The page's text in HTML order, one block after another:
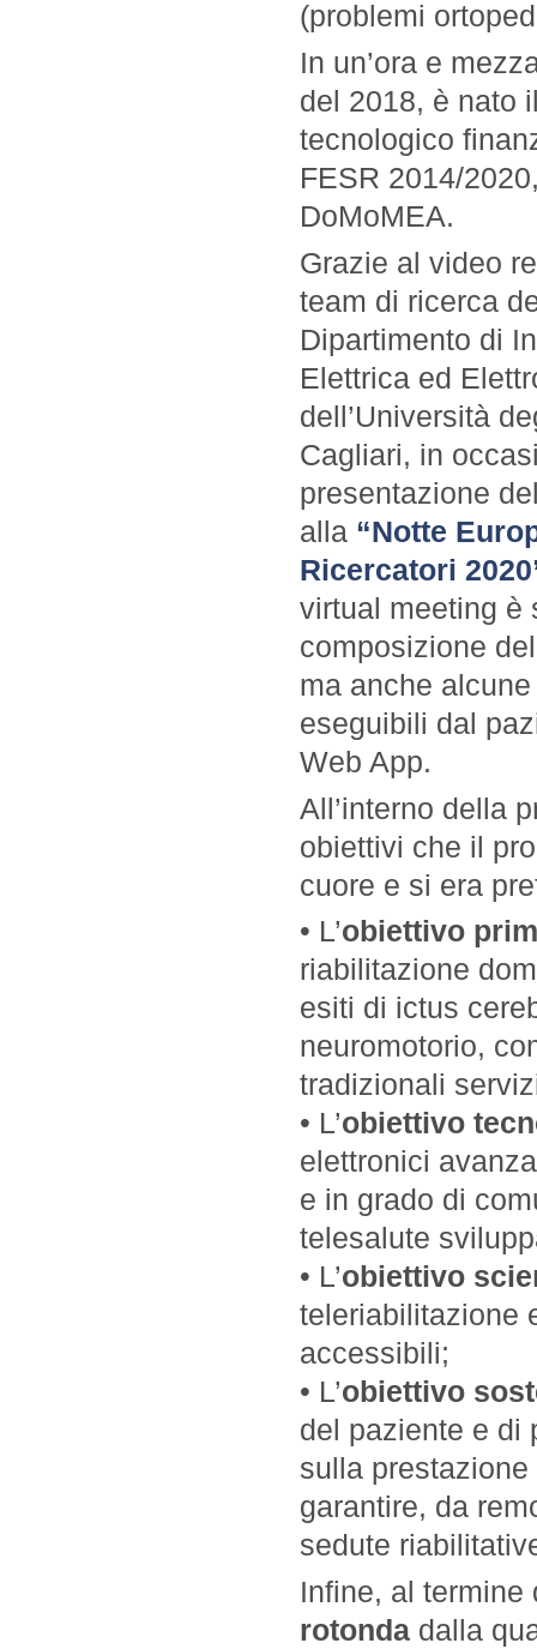
(problemi
In un’ora e
del 2018, è nato
tecnologico
FESR 2014/
DoMoMEA.
Grazie al video
team di ricerca
Dipartimento di
Elettrica ed
dell’Università
Cagliari, in
presentazione
alla “Notte
Ricercatori
virtual meeting è
composizione
ma anche
eseguibili dal
Web App.
All’interno della
obiettivi che il
cuore e si era
• L’obiettivo
riabilitazione
esiti di ictus
neuromotorio,
tradizionali
• L’obiettivo
elettronici
e in grado di
telesalute
• L’obiettivo
teleriabilitazione
accessibili;
• L’obiettivo
del paziente e di
sulla
garantire, da
sedute
Infine, al termine
rotonda dalla